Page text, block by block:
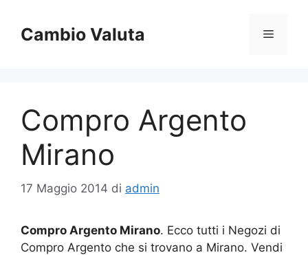
contenuto
Cambio Valuta Menu
Compro Argento
Mirano
17 Maggio 2014 di admin
Compro Argento Mirano. Ecco tutti i Negozi di
Compro Argento che si trovano a Mirano. Vendi